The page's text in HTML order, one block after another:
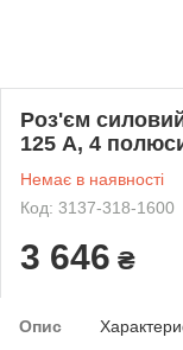
Роз'єм
125 А, 4
Немає в наявності
Код: 3137-318-1600
3 646 ₴
Опис